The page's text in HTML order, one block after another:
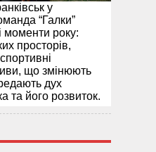
у
“Галки”
моменти року:
просторів,
що змінюють
дух
та його розвиток.